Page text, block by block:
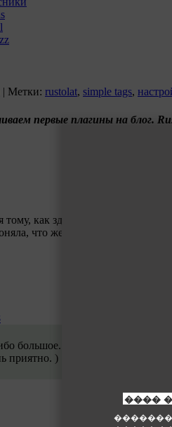
| Метки: rustolat, simple tags,
первые плагины на блог.
тому, как здесь все рассказано
что женщины объясняют не
большое. Я всегда стараюсь
приятно. )